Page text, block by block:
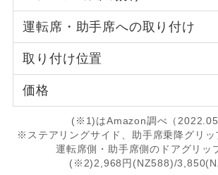
運転席・助手席への取り付け
取り付け位置
価格
(※1)はAmazon調べ（
※ステアリングサイド、助手席乗降グリッ
運転席側・助手席側のドアグリッ
(※2)2,968円(NZ588)/